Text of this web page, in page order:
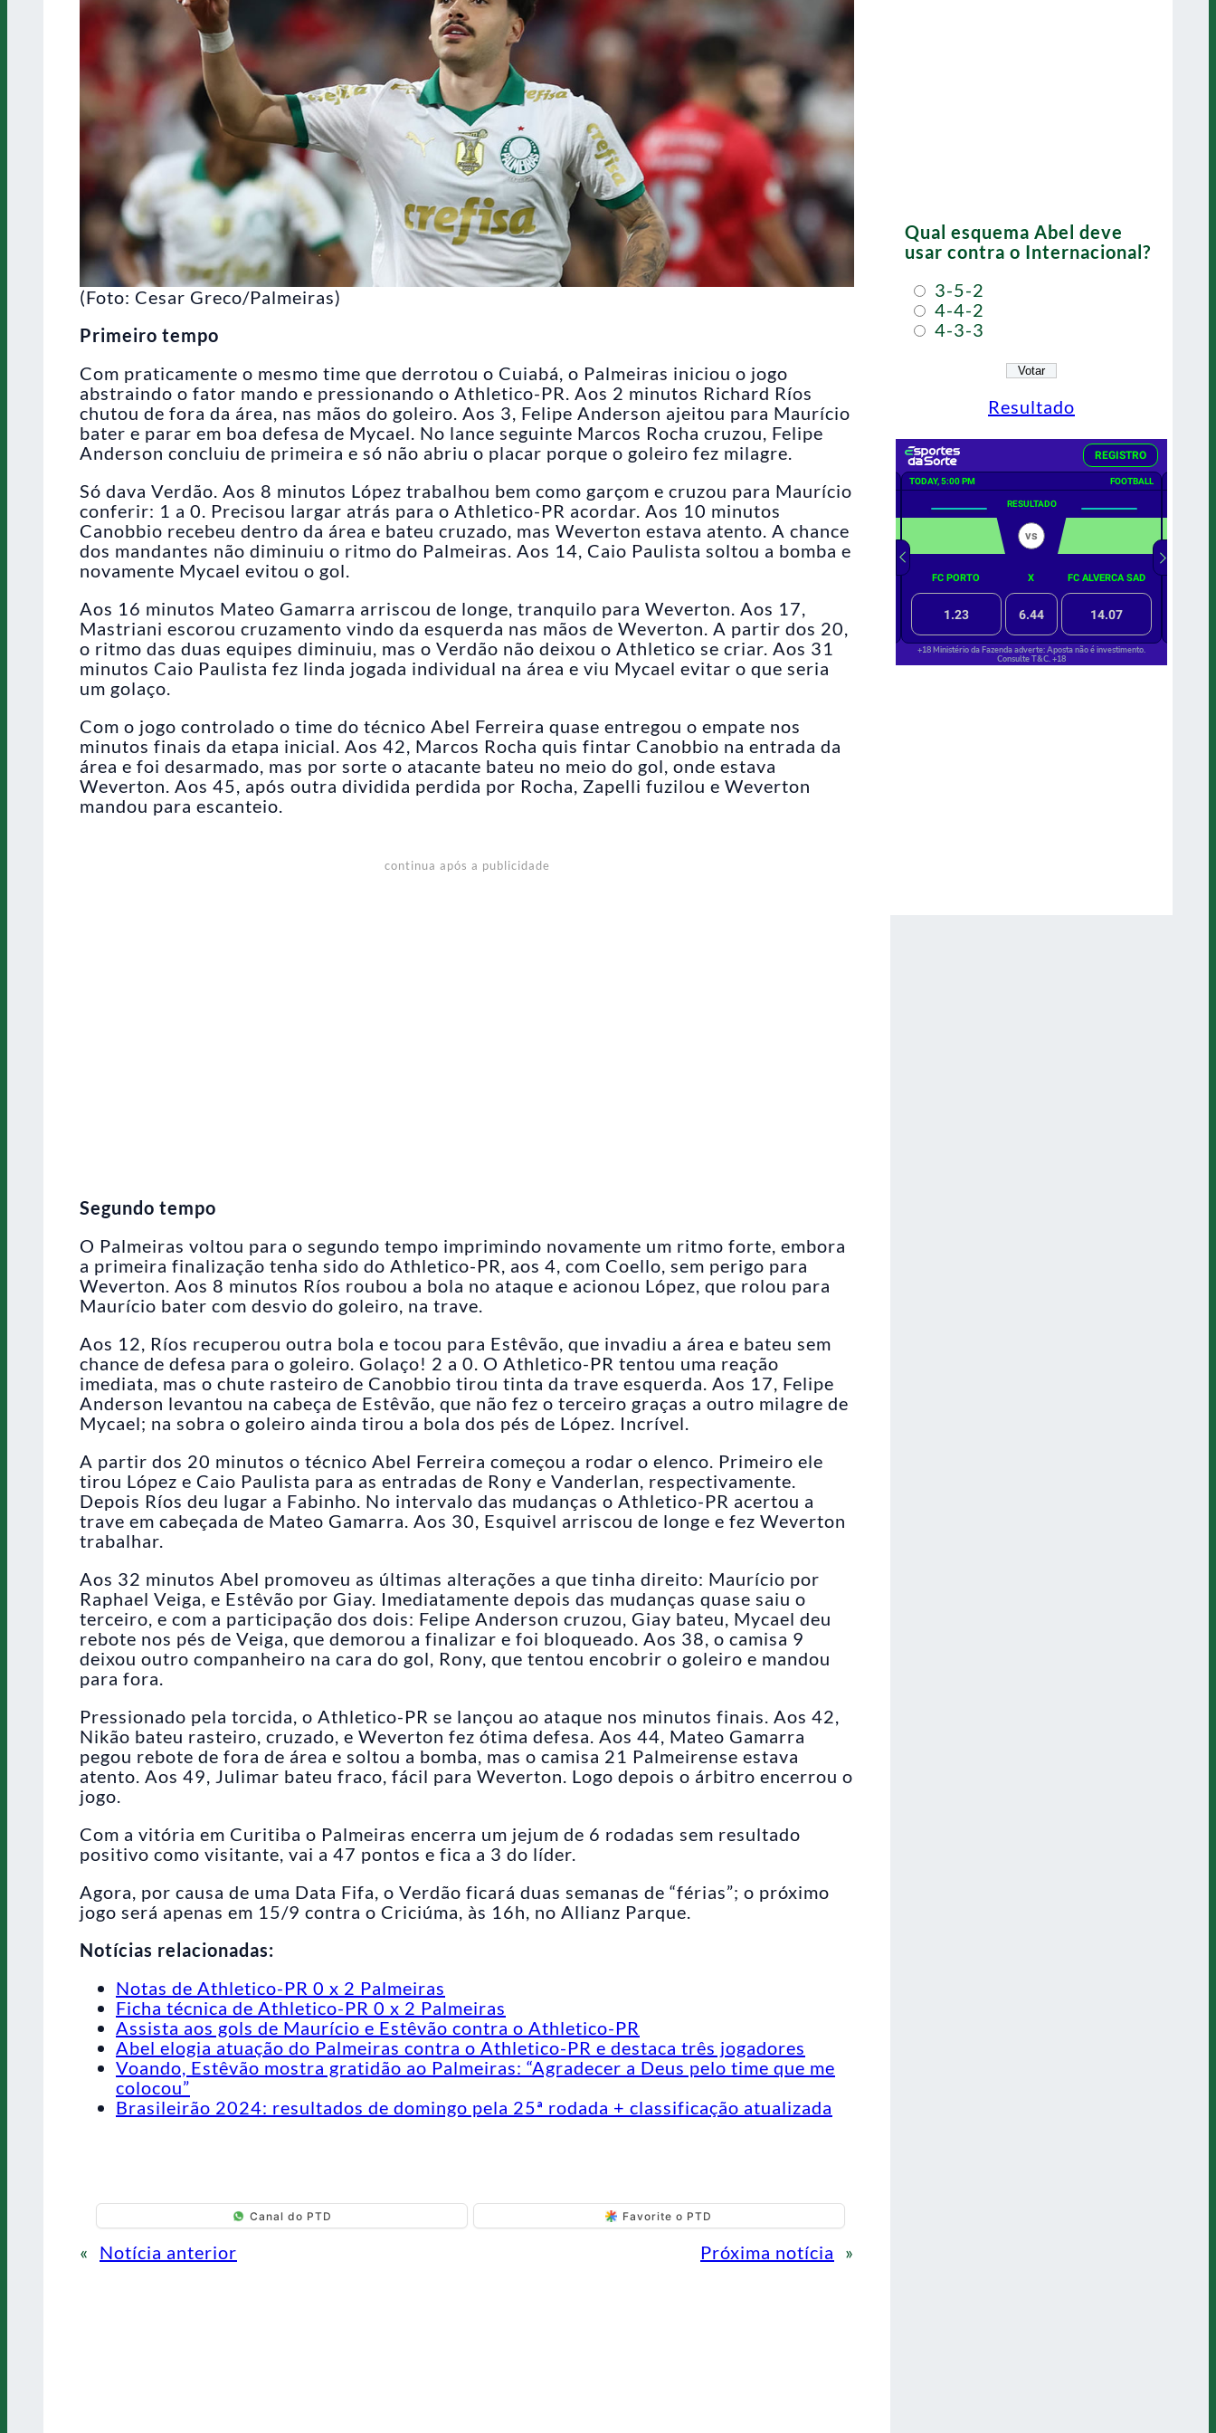
(Foto: Cesar Greco/Palmeiras)
Primeiro tempo
Com praticamente o mesmo time que derrotou o Cuiabá, o Palmeiras iniciou o jogo
abstraindo o fator mando e pressionando o Athletico-PR. Aos 2 minutos Richard Ríos
chutou de fora da área, nas mãos do goleiro. Aos 3, Felipe Anderson ajeitou para Maurício
bater e parar em boa defesa de Mycael. No lance seguinte Marcos Rocha cruzou, Felipe
Anderson concluiu de primeira e só não abriu o placar porque o goleiro fez milagre.
Só dava Verdão. Aos 8 minutos López trabalhou bem como garçom e cruzou para Maurício
conferir: 1 a 0. Precisou largar atrás para o Athletico-PR acordar. Aos 10 minutos
Canobbio recebeu dentro da área e bateu cruzado, mas Weverton estava atento. A chance
dos mandantes não diminuiu o ritmo do Palmeiras. Aos 14, Caio Paulista soltou a bomba e
novamente Mycael evitou o gol.
Aos 16 minutos Mateo Gamarra arriscou de longe, tranquilo para Weverton. Aos 17,
Mastriani escorou cruzamento vindo da esquerda nas mãos de Weverton. A partir dos 20,
o ritmo das duas equipes diminuiu, mas o Verdão não deixou o Athletico se criar. Aos 31
minutos Caio Paulista fez linda jogada individual na área e viu Mycael evitar o que seria
um golaço.
Com o jogo controlado o time do técnico Abel Ferreira quase entregou o empate nos
minutos finais da etapa inicial. Aos 42, Marcos Rocha quis fintar Canobbio na entrada da
área e foi desarmado, mas por sorte o atacante bateu no meio do gol, onde estava
Weverton. Aos 45, após outra dividida perdida por Rocha, Zapelli fuzilou e Weverton
mandou para escanteio.
continua após a publicidade
Segundo tempo
O Palmeiras voltou para o segundo tempo imprimindo novamente um ritmo forte, embora
a primeira finalização tenha sido do Athletico-PR, aos 4, com Coello, sem perigo para
Weverton. Aos 8 minutos Ríos roubou a bola no ataque e acionou López, que rolou para
Maurício bater com desvio do goleiro, na trave.
Aos 12, Ríos recuperou outra bola e tocou para Estêvão, que invadiu a área e bateu sem
chance de defesa para o goleiro. Golaço! 2 a 0. O Athletico-PR tentou uma reação
imediata, mas o chute rasteiro de Canobbio tirou tinta da trave esquerda. Aos 17, Felipe
Anderson levantou na cabeça de Estêvão, que não fez o terceiro graças a outro milagre de
Mycael; na sobra o goleiro ainda tirou a bola dos pés de López. Incrível.
A partir dos 20 minutos o técnico Abel Ferreira começou a rodar o elenco. Primeiro ele
tirou López e Caio Paulista para as entradas de Rony e Vanderlan, respectivamente.
Depois Ríos deu lugar a Fabinho. No intervalo das mudanças o Athletico-PR acertou a
trave em cabeçada de Mateo Gamarra. Aos 30, Esquivel arriscou de longe e fez Weverton
trabalhar.
Aos 32 minutos Abel promoveu as últimas alterações a que tinha direito: Maurício por
Raphael Veiga, e Estêvão por Giay. Imediatamente depois das mudanças quase saiu o
terceiro, e com a participação dos dois: Felipe Anderson cruzou, Giay bateu, Mycael deu
rebote nos pés de Veiga, que demorou a finalizar e foi bloqueado. Aos 38, o camisa 9
deixou outro companheiro na cara do gol, Rony, que tentou encobrir o goleiro e mandou
para fora.
Pressionado pela torcida, o Athletico-PR se lançou ao ataque nos minutos finais. Aos 42,
Nikão bateu rasteiro, cruzado, e Weverton fez ótima defesa. Aos 44, Mateo Gamarra
pegou rebote de fora de área e soltou a bomba, mas o camisa 21 Palmeirense estava
atento. Aos 49, Julimar bateu fraco, fácil para Weverton. Logo depois o árbitro encerrou o
jogo.
Com a vitória em Curitiba o Palmeiras encerra um jejum de 6 rodadas sem resultado
positivo como visitante, vai a 47 pontos e fica a 3 do líder.
Agora, por causa de uma Data Fifa, o Verdão ficará duas semanas de “férias”; o próximo
jogo será apenas em 15/9 contra o Criciúma, às 16h, no Allianz Parque.
Notícias relacionadas:
Notas de Athletico-PR 0 x 2 Palmeiras
Ficha técnica de Athletico-PR 0 x 2 Palmeiras
Assista aos gols de Maurício e Estêvão contra o Athletico-PR
Abel elogia atuação do Palmeiras contra o Athletico-PR e destaca três jogadores
Voando, Estêvão mostra gratidão ao Palmeiras: “Agradecer a Deus pelo time que me
colocou”
Brasileirão 2024: resultados de domingo pela 25ª rodada + classificação atualizada
Canal do PTD Favorite o PTD
« Notícia anterior Próxima notícia »
Qual esquema Abel deve
usar contra o Internacional?
3-5-2
4-4-2
4-3-3
Resultado